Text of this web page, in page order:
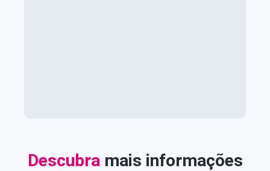
Descubra mais informações